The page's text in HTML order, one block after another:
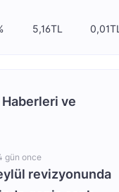
5,16TL 0,01TL
Haberleri ve
gün once
revizyonunda